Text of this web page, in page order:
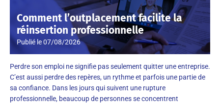
Comment l’outplacement facilite la
réinsertion professionnelle
Publié le07/08/2026
Perdre son emploi ne signifie pas seulement quitter une entreprise.
C’est aussi perdre des repères, un rythme et parfois une partie de
sa confiance. Dans les jours qui suivent une rupture
professionnelle, beaucoup de personnes se concentrent